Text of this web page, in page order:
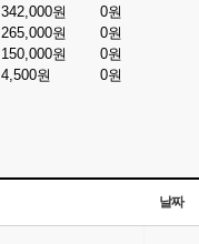
342,000원
0원
265,000원
0원
150,000원
0원
4,500원
0원
날짜